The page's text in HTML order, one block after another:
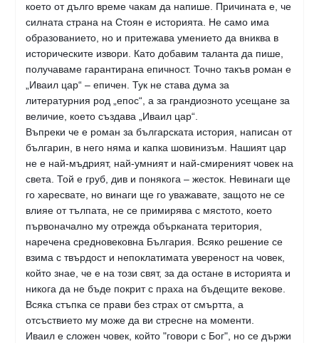
което от дълго време чакам да напише. Причината е, че
силната страна на Стоян е историята. Не само има
образованието, но и притежава умението да вниква в
историческите извори. Като добавим таланта да пише,
получаваме гарантирана епичност. Точно такъв роман е
„Иваил цар“ – епичен. Тук не става дума за
литературния род „епос“, а за грандиозното усещане за
величие, което създава „Иваил цар“.
Въпреки че е роман за българската история, написан от
българин, в него няма и капка шовинизъм. Нашият цар
не е най-мъдрият, най-умният и най-смиреният човек на
света. Той е груб, див и понякога – жесток. Невинаги ще
го харесвате, но винаги ще го уважавате, защото не се
влияе от тълпата, не се примирява с мястото, което
първоначално му отрежда обърканата територия,
наречена средновековна България. Всяко решение се
взима с твърдост и непоклатимата увереност на човек,
който знае, че е на този свят, за да остане в историята и
никога да не бъде покрит с праха на бъдещите векове.
Всяка стъпка се прави без страх от смъртта, а
отсъствието му може да ви стресне на моменти.
Иваил е сложен човек, който "говори с Бог", но се държи